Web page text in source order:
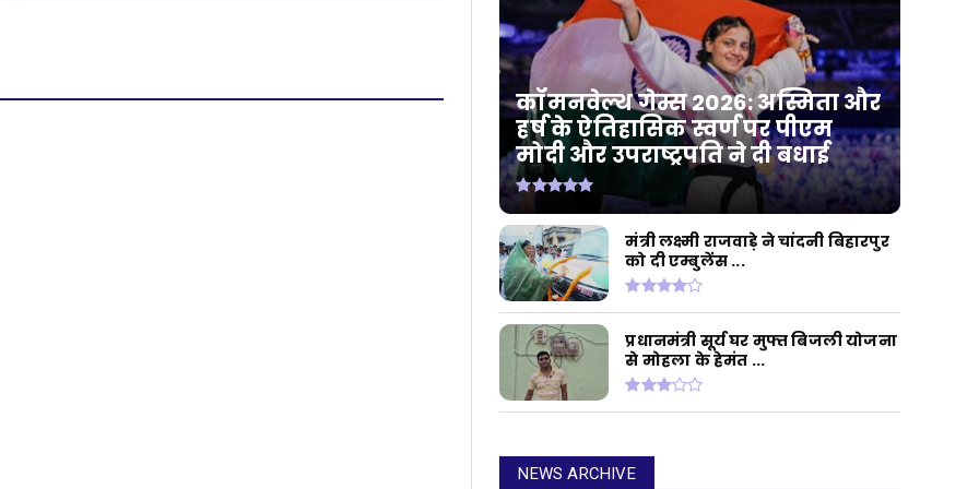
कॉमनवेल्थ गेम्स 2026: अस्मिता और
हर्ष के ऐतिहासिक स्वर्ण पर पीएम
मोदी और उपराष्ट्रपति ने दी बधाई
मंत्री लक्ष्मी राजवाड़े ने चांदनी बिहारपुर
को दी एम्बुलेंस ...
प्रधानमंत्री सूर्य घर मुफ्त बिजली योजना
से मोहला के हेमंत ...
NEWS ARCHIVE